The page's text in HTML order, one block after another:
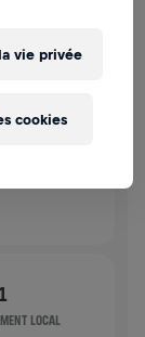
LOCAL
vie privée
cookies